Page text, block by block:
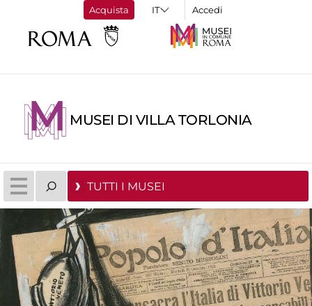
Acquista Accedi
MUSEI DI VILLA TORLONIA
TUTTI I MUSEI